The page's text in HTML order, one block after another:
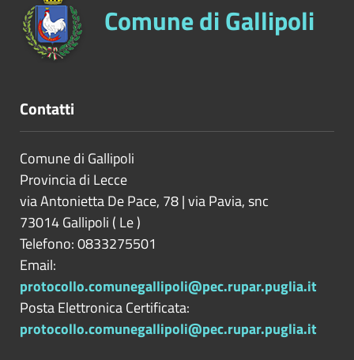
Comune di Gallipoli
Contatti
Comune di Gallipoli
Provincia di Lecce
via Antonietta De Pace, 78 | via Pavia, snc
73014Gallipoli ( Le)
Telefono: 0833275501
Email:
protocollo.comunegallipoli@pec.rupar.puglia.it
Posta Elettronica Certificata:
protocollo.comunegallipoli@pec.rupar.puglia.it